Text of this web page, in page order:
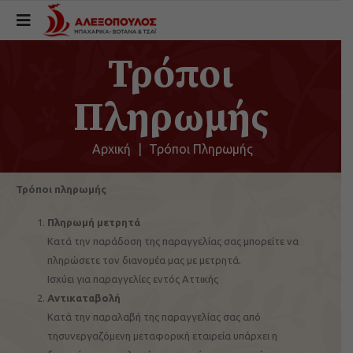
Τρόποι
Πληρωμής
Αρχική Τρόποι Πληρωμής
Τρόποι πληρωμής
Πληρωμή μετρητά
Κατά την παράδοση της παραγγελίας σας μπορείτε να
πληρώσετε τον διανομέα μας με μετρητά.
Ισχύει για παραγγελίες εντός Αττικής
Αντικαταβολή
Κατά την παραλαβή της παραγγελίας σας από
τησυνεργαζόμενη μεταφορική εταιρεία υπάρχει η